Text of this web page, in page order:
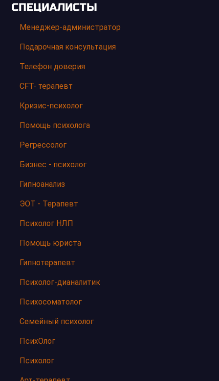
СПЕЦИАЛИСТЫ
Менеджер-администратор
Подарочная консультация
Телефон доверия
CFT- терапевт
Кризис-психолог
Помощь психолога
Регрессолог
Бизнес - психолог
Гипноанализ
ЭОТ - Терапевт
Психолог НЛП
Помощь юриста
Гипнотерапевт
Психолог-дианалитик
Психосоматолог
Семейный психолог
ПсихОлог
Психолог